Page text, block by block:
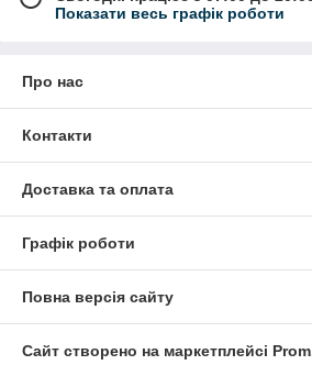
Показати весь графік роботи
Про нас
Контакти
Доставка та оплата
Графік роботи
Повна версія сайту
Сайт створено на маркетплейсі